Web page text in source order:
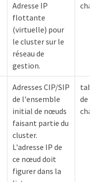
Adresse IP
flottante
(virtuelle) pour
le cluster sur le
réseau de
gestion.
Adresses CIP/SIP
de l'ensemble
initial de nœuds
faisant partie du
cluster.
L'adresse IP de
ce nœud doit
figurer dans la
de